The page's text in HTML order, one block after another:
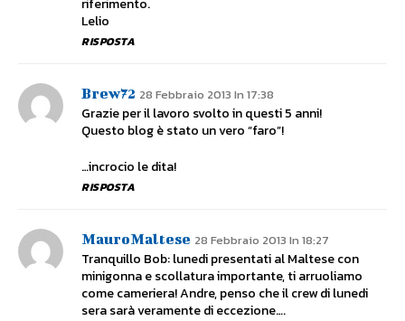
riferimento.
Lelio
RISPOSTA
Brew72 28 Febbraio 2013 In 17:38
Grazie per il lavoro svolto in questi 5 anni!
Questo blog è stato un vero “faro”!
…incrocio le dita!
RISPOSTA
MauroMaltese 28 Febbraio 2013 In 18:27
Tranquillo Bob: lunedi presentati al Maltese con
minigonna e scollatura importante, ti arruoliamo
come cameriera! Andre, penso che il crew di lunedi
sera sarà veramente di eccezione….